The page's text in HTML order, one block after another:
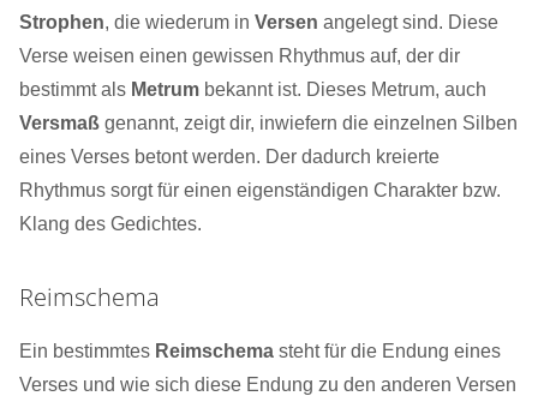
Strophen, die wiederum in Versen angelegt sind. Diese
Verse weisen einen gewissen Rhythmus auf, der dir
bestimmt als Metrum bekannt ist. Dieses Metrum, auch
Versmaß genannt, zeigt dir, inwiefern die einzelnen Silben
eines Verses betont werden. Der dadurch kreierte
Rhythmus sorgt für einen eigenständigen Charakter bzw.
Klang des Gedichtes.
Reimschema
Ein bestimmtes Reimschema steht für die Endung eines
Verses und wie sich diese Endung zu den anderen Versen